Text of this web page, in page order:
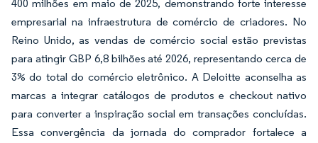
400 milhões em maio de 2025, demonstrando forte interesse
empresarial na infraestrutura de comércio de criadores. No
Reino Unido, as vendas de comércio social estão previstas
para atingir GBP 6,8 bilhões até 2026, representando cerca de
3% do total do comércio eletrônico. A Deloitte aconselha as
marcas a integrar catálogos de produtos e checkout nativo
para converter a inspiração social em transações concluídas.
Essa convergência da jornada do comprador fortalece a